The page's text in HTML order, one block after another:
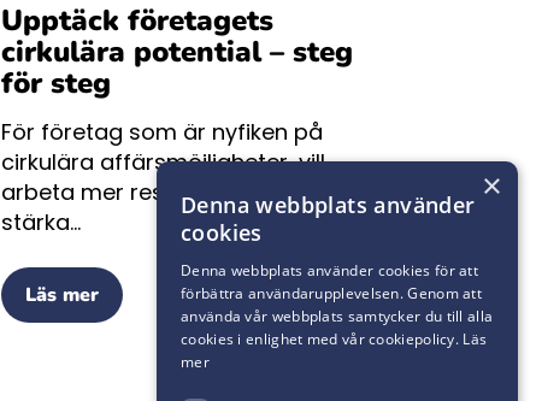
Upptäck företagets
cirkulära potential – steg
för steg
För företag som är nyfiken på
cirkulära affärsmöjligheter, vill
arbeta mer resurssmart och
stärka...
Läs mer
×
Denna webbplats använder
cookies
Denna webbplats använder cookies för att
förbättra användarupplevelsen. Genom att
använda vår webbplats samtycker du till alla
cookies i enlighet med vår cookiepolicy. Läs
mer